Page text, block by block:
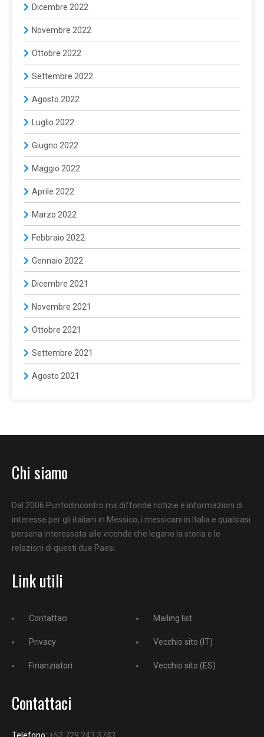
Dicembre 2022
Novembre 2022
Ottobre 2022
Settembre 2022
Agosto 2022
Luglio 2022
Giugno 2022
Maggio 2022
Aprile 2022
Marzo 2022
Febbraio 2022
Gennaio 2022
Dicembre 2021
Novembre 2021
Ottobre 2021
Settembre 2021
Agosto 2021
Chi siamo
Dal 2006 Puntodincontro.mx diffonde notizie e informazioni di
interesse per gli italiani in Messico, i messicani in Italia e qualsiasi
persona interessata alle vicende che legano la storia e le
relazioni di questi due Paesi.
Link utili
Contattaci
Privacy
Finanziatori
Mailing list
Vecchio sito (IT)
Vecchio sito (ES)
Contattaci
Telefono: +52 729 243 3743